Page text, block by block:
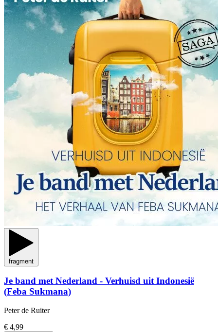
fragment
Je band met Nederland - Verhuisd uit Indonesië
(Feba Sukmana)
Peter de Ruiter
€ 4,99